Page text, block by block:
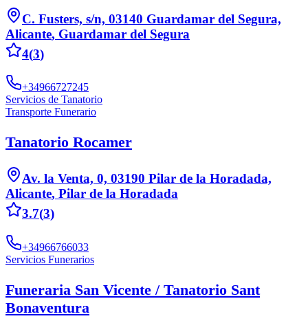
C. Fusters, s/n, 03140 Guardamar del Segura,
Alicante, Guardamar del Segura
4(3)
+34966727245
Servicios de Tanatorio
Transporte Funerario
Tanatorio Rocamer
Av. la Venta, 0, 03190 Pilar de la Horadada,
Alicante, Pilar de la Horadada
3.7(3)
+34966766033
Servicios Funerarios
Funeraria San Vicente / Tanatorio Sant
Bonaventura